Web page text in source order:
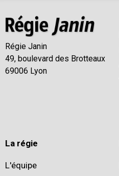
Régie Janin
49, boulevard des Brotteaux
69006 Lyon
La régie
L'équipe